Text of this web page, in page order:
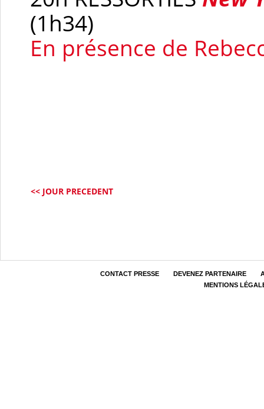
(1h34)
En présence de
<< JOUR PRECEDENT
CONTACT PRESSE DEVENEZ PARTENAIRE
MENTIONS